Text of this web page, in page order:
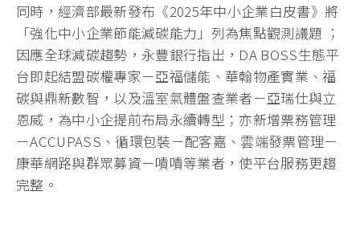
同時，經濟部最新發布《2025年中小企業白皮書》將
「強化中小企業節能減碳能力」列為焦點觀測議題 ；
因應全球減碳趨勢，永豐銀行指出，DA BOSS生態平
台即起結盟碳權專家－亞福儲能、華翰物產實業、福
碳與鼎新數智，以及溫室氣體盤查業者－亞瑞仕與立
恩威，為中小企提前布局永續轉型；亦新增票務管理
－ACCUPASS、循環包裝－配客嘉、雲端發票管理－
康華網路與群眾募資－嘖嘖等業者，使平台服務更趨
完整。